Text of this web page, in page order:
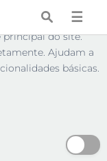
principal do site.
Ajudam a
básicas.
☰